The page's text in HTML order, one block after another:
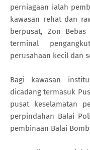
perniagaan ialah
kawasan rehat dan
berpusat, Zon Bebas
terminal
perusahaan kecil dan
Bagi kawasan
dicadang termasuk
pusat keselamatan
perpindahan Balai
pembinaan Balai